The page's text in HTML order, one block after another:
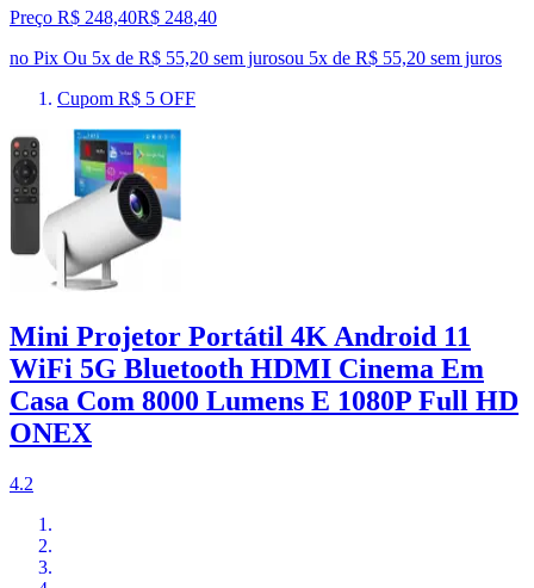
Preço R$ 248,40R$ 248,40
no Pix Ou 5x de R$ 55,20 sem jurosou 5x de R$ 55,20 sem juros
Cupom R$ 5 OFF
Mini Projetor Portátil 4K Android 11
WiFi 5G Bluetooth HDMI Cinema Em
Casa Com 8000 Lumens E 1080P Full HD
ONEX
4.2